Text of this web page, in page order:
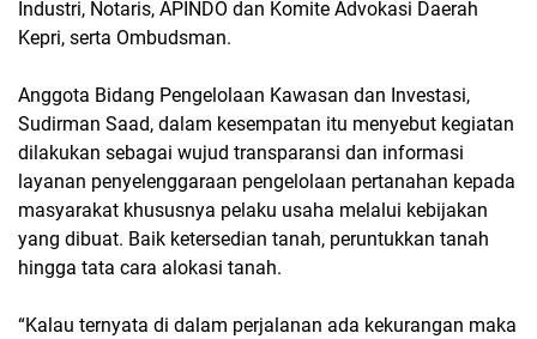
Industri, Notaris, APINDO dan Komite Advokasi Daerah
Kepri, serta Ombudsman.
Anggota Bidang Pengelolaan Kawasan dan Investasi,
Sudirman Saad, dalam kesempatan itu menyebut kegiatan
dilakukan sebagai wujud transparansi dan informasi
layanan penyelenggaraan pengelolaan pertanahan kepada
masyarakat khususnya pelaku usaha melalui kebijakan
yang dibuat. Baik ketersedian tanah, peruntukkan tanah
hingga tata cara alokasi tanah.
“Kalau ternyata di dalam perjalanan ada kekurangan maka